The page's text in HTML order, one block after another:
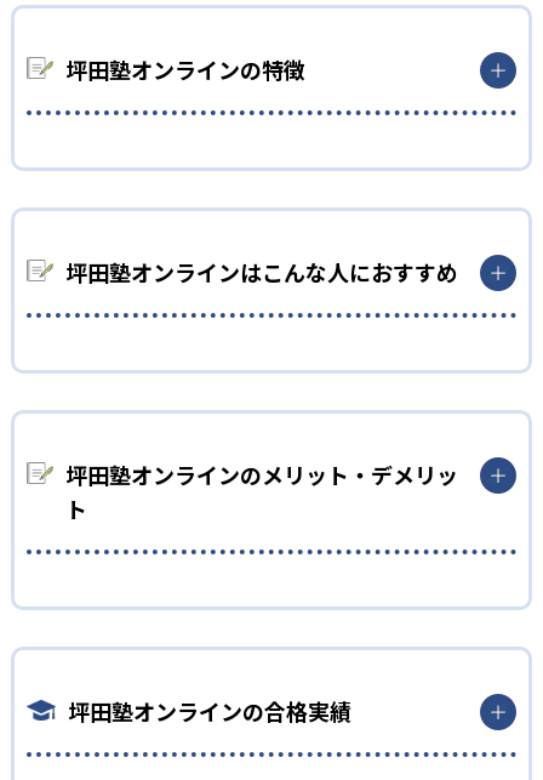
坪田塾オンラインの特徴
坪田塾は、自宅でインプットをし、塾では小テストを通してア
には、生徒の学力に合った教材を使用するため、自力でもでき
るようになっている。場合によっては高校生が小学生の教材を使
用することもある。自力で知識を得ることを続けることで、生
説明する。答えをすぐに教えてしまうと、勉強が捗るように見え
るが、講師がいないと何もできないようになりがち。家でも一
人で勉強できるよう、考え方を中心に指導し、効率的な勉強法
を身につけられる。
る。タイプに合わせて言葉選びや接し方を変えている。生徒一
人ひとりに合わせた指導を行うことで、講師と合わないという
問題になりづらい。
坪田塾オンラインはこんな人におすすめ
急用の場合でも、当日振替可能。曜日・時間を変更しても、担
当講師を変えずに継続して指導を受けられるため安心。
る。そして、進度に合わせてカリキュラムを作成してもらえる。
ペースで勉強できる。
高校生
自分のペースで受験勉強を進めたい人におすすめ
坪田塾は長期にわたって勉強を続けられるモチベーションを維
持する仕組みをつくっている。カリキュラムは一人ひとりに合
坪田塾オンラインのメリット・デメリッ
ト
一人ひとり異なる指導を行う。それぞれのタイプに最適なコミ
ュニケーションを取ってくれるので、モチベーションを維持でき
坪田塾オンラインの合格実績